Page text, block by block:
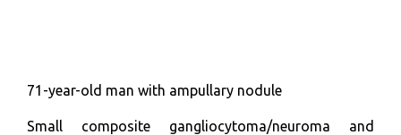
71-year-old man with ampullary nodule
Small composite gangliocytoma/neuroma and